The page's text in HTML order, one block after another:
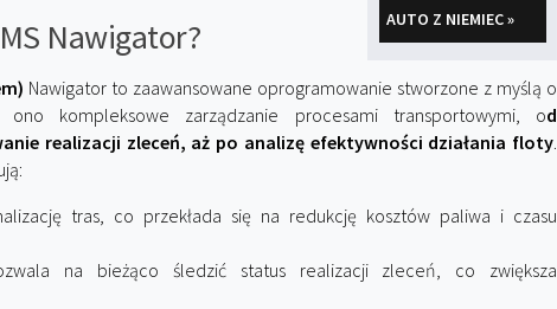
AUTO Z NIEMIEC »
Nawigator?
Nawigator to zaawansowane oprogramowanie stworzone z myślą o
ono kompleksowe zarządzanie procesami transportowymi, od
realizacji zleceń, aż po analizę efektywności działania floty.
tras, co przekłada się na redukcję kosztów paliwa i czasu
na bieżąco śledzić status realizacji zleceń, co zwiększa